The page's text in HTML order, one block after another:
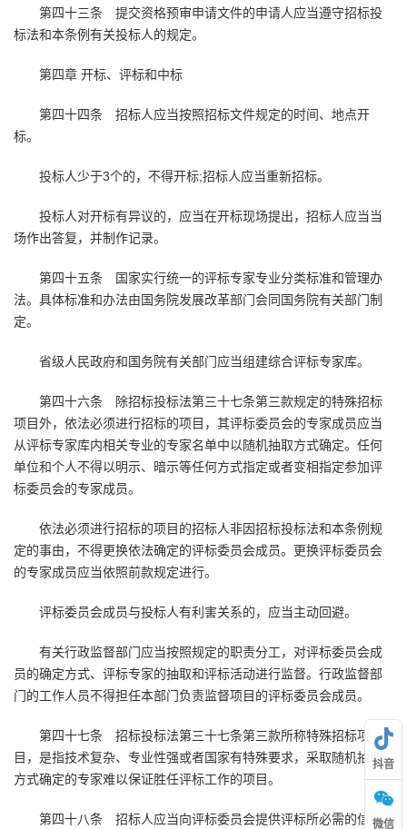
第四十三条 提交资格预审申请文件的申请人应当遵守招标投
标法和本条例有关投标人的规定。
第四章 开标、评标和中标
第四十四条 招标人应当按照招标文件规定的时间、地点开
标。
投标人少于3个的，不得开标;招标人应当重新招标。
投标人对开标有异议的，应当在开标现场提出，招标人应当当
场作出答复，并制作记录。
第四十五条 国家实行统一的评标专家专业分类标准和管理办
法。具体标准和办法由国务院发展改革部门会同国务院有关部门制
定。
省级人民政府和国务院有关部门应当组建综合评标专家库。
第四十六条 除招标投标法第三十七条第三款规定的特殊招标
项目外，依法必须进行招标的项目，其评标委员会的专家成员应当
从评标专家库内相关专业的专家名单中以随机抽取方式确定。任何
单位和个人不得以明示、暗示等任何方式指定或者变相指定参加评
标委员会的专家成员。
依法必须进行招标的项目的招标人非因招标投标法和本条例规
定的事由，不得更换依法确定的评标委员会成员。更换评标委员会
的专家成员应当依照前款规定进行。
评标委员会成员与投标人有利害关系的，应当主动回避。
有关行政监督部门应当按照规定的职责分工，对评标委员会成
员的确定方式、评标专家的抽取和评标活动进行监督。行政监督部
门的工作人员不得担任本部门负责监督项目的评标委员会成员。
第四十七条 招标投标法第三十七条第三款所称特殊招标项
目，是指技术复杂、专业性强或者国家有特殊要求，采取随机抽取
方式确定的专家难以保证胜任评标工作的项目。
第四十八条 招标人应当向评标委员会提供评标所必需的信
抖音
微信